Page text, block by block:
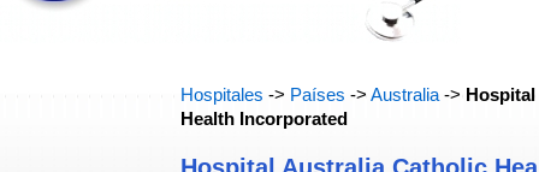
Hospitales -> Países -> Australia ->
Health Incorporated